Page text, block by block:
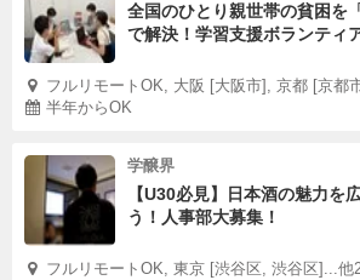
全国のひとり親世帯の貧困を
で解決！学習支援ボランティ
フルリモートOK, 大阪 [大阪市], 京都 [京都
半年からOK
学醸界
【U30必見】日本酒の魅力を
う！人事部大募集！
フルリモートOK, 東京 [渋谷区, 渋谷区]...他